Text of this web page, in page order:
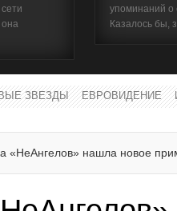
она
упоминаний о
Казалось бы,
ЗВЕЗДЫ ЕВРОВИДЕНИЕ
«НеАнгелов» нашла новое